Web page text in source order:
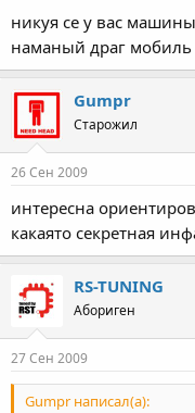
никуя се у вас
наманый драг мобиль
Gumpr
Старожил
26 Сен 2009
интересна
какаято секретная
RS-TUNING
Абориген
27 Сен 2009
Gumpr написал(а):